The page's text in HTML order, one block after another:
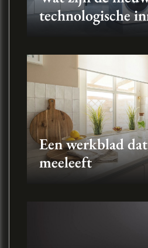
technologische
Een werkblad
meeleeft